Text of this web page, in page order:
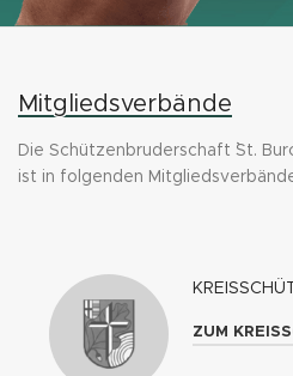
Mitgliedsverbände
Die Schützenbruderschaft ``St.
ist in folgenden
ZUM